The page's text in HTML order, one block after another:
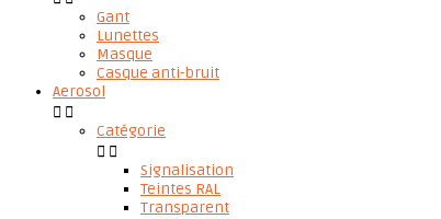
Gant
Lunettes
Masque
Casque anti-bruit
Aerosol
 
Catégorie
 
Signalisation
Teintes RAL
Transparent